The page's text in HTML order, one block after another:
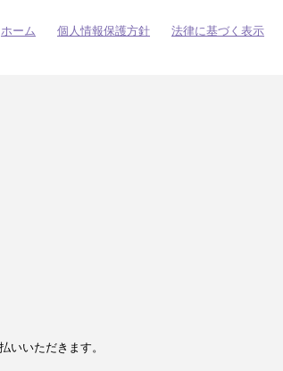
ホーム 個人情報保護方針 法律に基づく表示
いいただきます。